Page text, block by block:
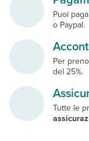
Puoi
o Paypal.
Per
del 25%.
Tutte le